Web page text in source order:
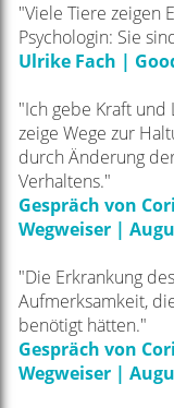
"Viele Tiere zeigen
Psychologin: Sie
Ulrike Fach |
"Ich gebe Kraft und
zeige Wege zur
durch Änderung
Verhaltens."
Gespräch von
Wegweiser |
"Die Erkrankung
Aufmerksamkeit,
benötigt hätten."
Gespräch von
Wegweiser |